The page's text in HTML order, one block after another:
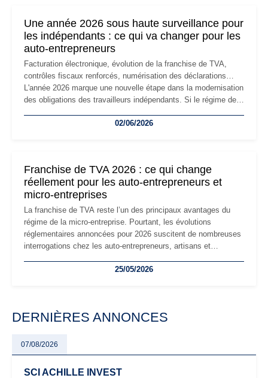
Une année 2026 sous haute surveillance pour
les indépendants : ce qui va changer pour les
auto-entrepreneurs
Facturation électronique, évolution de la franchise de TVA,
contrôles fiscaux renforcés, numérisation des déclarations…
L'année 2026 marque une nouvelle étape dans la modernisation
des obligations des travailleurs indépendants. Si le régime de
les auto-entrepreneurs devront s'adapter à un environnement
02/06/2026
Franchise de TVA 2026 : ce qui change
réellement pour les auto-entrepreneurs et
micro-entreprises
La franchise de TVA reste l’un des principaux avantages du
régime de la micro-entreprise. Pourtant, les évolutions
réglementaires annoncées pour 2026 suscitent de nombreuses
interrogations chez les auto-entrepreneurs, artisans et
facturation ou risque de bascule vers la TVA : les règles
25/05/2026
DERNIÈRES ANNONCES
07/08/2026
SCI ACHILLE INVEST